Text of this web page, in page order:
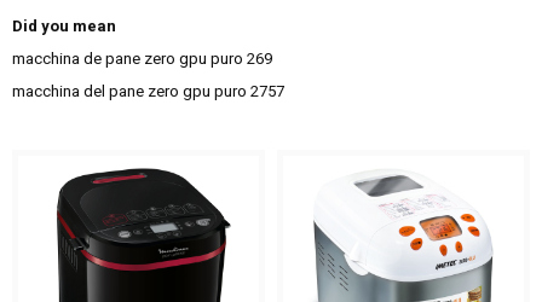
Did you mean
macchina de pane zero gpu puro 269
macchina del pane zero gpu puro 2757